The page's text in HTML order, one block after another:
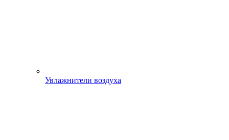
Увлажнители воздуха